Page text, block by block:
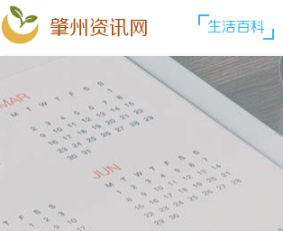
肇州资讯网 生活百科